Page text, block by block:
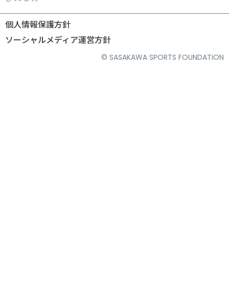
個人情報保護方針
ソーシャルメディア運営方針
© SASAKAWA SPORTS FOUNDATION